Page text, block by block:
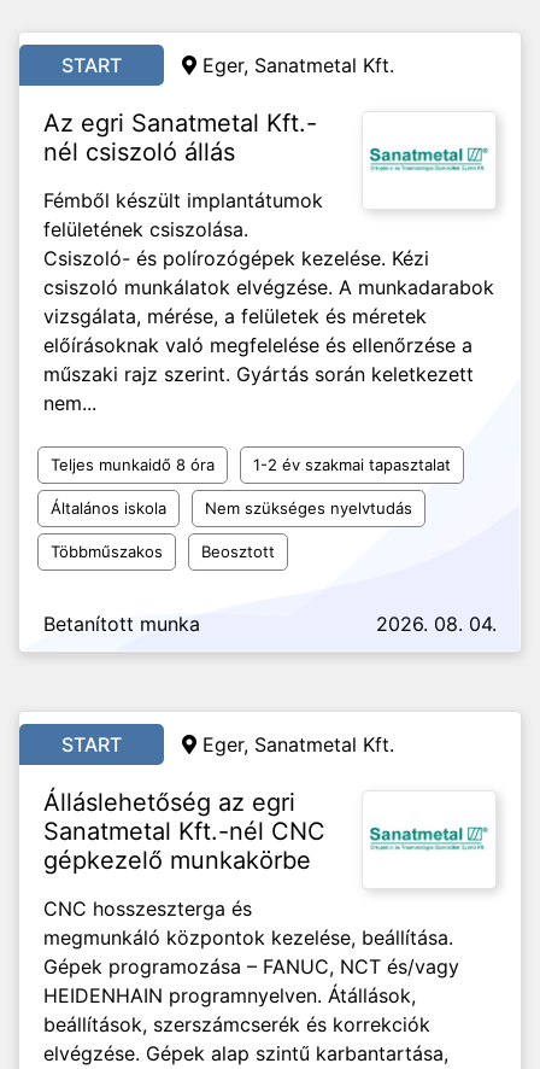
START Eger, Sanatmetal Kft.
Az egri Sanatmetal Kft.-
nél csiszoló állás
Fémből készült implantátumok
felületének csiszolása.
Csiszoló- és polírozógépek kezelése. Kézi
csiszoló munkálatok elvégzése. A munkadarabok
vizsgálata, mérése, a felületek és méretek
előírásoknak való megfelelése és ellenőrzése a
műszaki rajz szerint. Gyártás során keletkezett
nem...
Teljes munkaidő 8 óra 1-2 év szakmai tapasztalat
Általános iskola Nem szükséges nyelvtudás
Többműszakos Beosztott
Betanított munka 2026. 08. 04.
START Eger, Sanatmetal Kft.
Álláslehetőség az egri
Sanatmetal Kft.-nél CNC
gépkezelő munkakörbe
CNC hosszeszterga és
megmunkáló központok kezelése, beállítása.
Gépek programozása – FANUC, NCT és/vagy
HEIDENHAIN programnyelven. Átállások,
beállítások, szerszámcserék és korrekciók
elvégzése. Gépek alap szintű karbantartása,